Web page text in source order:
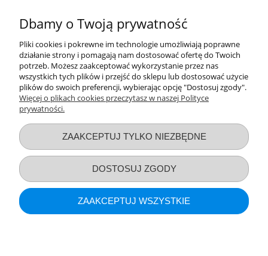
nawilżacza sen Twojego maluszka nie zostanie
zakłócony.
W naszej ofercie znajdziesz również oczyszczacz
powietrza eliminujący 99,9% zanieczyszczeń. Filtr
antybakteryjny usunie wszystkie mikroskopijne
pyłki, poprawi samopoczucie, jakość snu oraz
zwiększy koncentrację.
Informacje o sklepie
Dbamy o Twoją prywatność
Pliki cookies i pokrewne im technologie umożliwiają poprawne
działanie strony i pomagają nam dostosować ofertę do Twoich
potrzeb. Możesz zaakceptować wykorzystanie przez nas
wszystkich tych plików i przejść do sklepu lub dostosować użycie
plików do swoich preferencji, wybierając opcję "Dostosuj zgody".
Więcej o plikach cookies przeczytasz w naszej Polityce
prywatności.
ZAAKCEPTUJ TYLKO NIEZBĘDNE
DOSTOSUJ ZGODY
ZAAKCEPTUJ WSZYSTKIE